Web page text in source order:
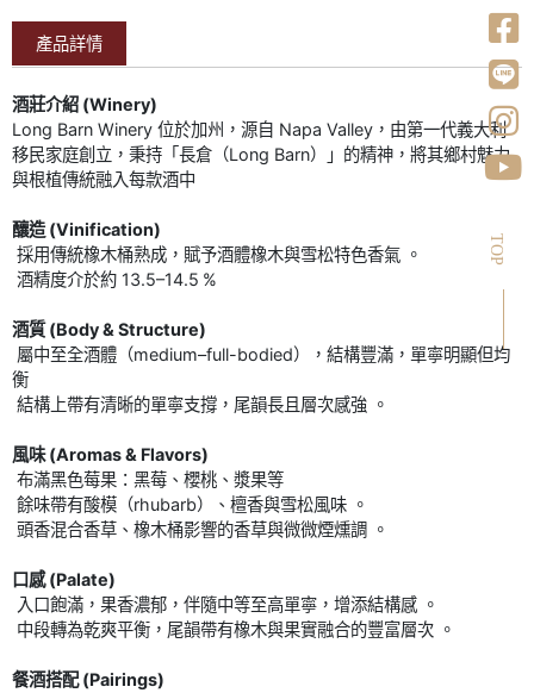
產品詳情
酒莊介紹 (Winery)
Long Barn Winery 位於加州，源自 Napa Valley，由第一代義大利
移民家庭創立，秉持「長倉（Long Barn）」的精神，將其鄉村魅力
與根植傳統融入每款酒中
釀造 (Vinification)
採用傳統橡木桶熟成，賦予酒體橡木與雪松特色香氣 。
酒精度介於約 13.5–14.5 %
酒質 (Body & Structure)
屬中至全酒體（medium–full-bodied），結構豐滿，單寧明顯但均
衡
結構上帶有清晰的單寧支撐，尾韻長且層次感強 。
風味 (Aromas & Flavors)
布滿黑色莓果：黑莓、櫻桃、漿果等
餘味帶有酸模（rhubarb）、檀香與雪松風味 。
頭香混合香草、橡木桶影響的香草與微微煙燻調 。
口感 (Palate)
入口飽滿，果香濃郁，伴隨中等至高單寧，增添結構感 。
中段轉為乾爽平衡，尾韻帶有橡木與果實融合的豐富層次 。
餐酒搭配 (Pairings)
TOP